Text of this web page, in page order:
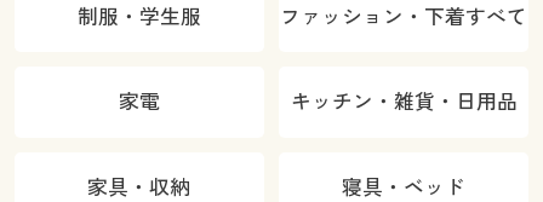
制服・学生服 ファッション・下着すべて
家電 キッチン・雑貨・日用品
家具・収納 寝具・ベッド